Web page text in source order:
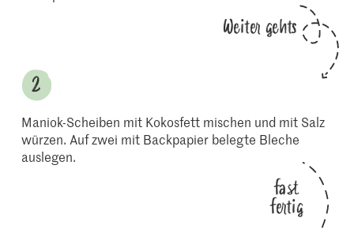
Weiter gehts
Maniok-Scheiben mit Kokosfett mischen und mit Salz
würzen. Auf zwei mit Backpapier belegte Bleche
auslegen.
fast
fertig